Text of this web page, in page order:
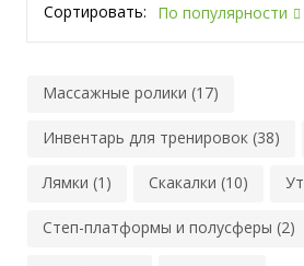
Сортировать: По популярности
Массажные ролики (17)
Инвентарь для тренировок (38)
Лямки (1) Скакалки (10)
Степ-платформы и полусферы (2)